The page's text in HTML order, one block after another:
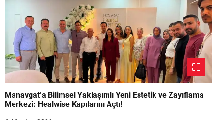
Manavgat’a Bilimsel Yaklaşımlı Yeni Estetik ve Zayıflama
Merkezi: Healwise Kapılarını Açtı!